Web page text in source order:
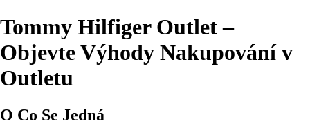
Tommy Hilfiger Outlet –
Objevte Výhody Nakupování v
Outletu
O Co Se Jedná